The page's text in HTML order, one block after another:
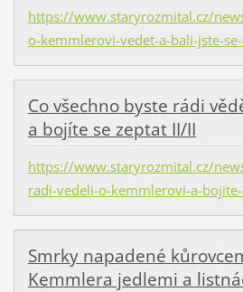
https://www.staryrozmital.cz/
o-kemmlerovi-vedet-a-bali-jste-
Co všechno byste rádi
a bojíte se zeptat II/II
https://www.staryrozmital.cz/
radi-vedeli-o-kemmlerovi-a-
Smrky napadené
Kemmlera jedlemi a